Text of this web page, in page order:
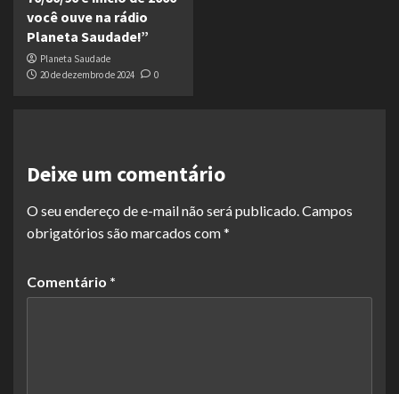
você ouve na rádio
Planeta Saudade!”
Planeta Saudade
20 de dezembro de 2024
0
Deixe um comentário
O seu endereço de e-mail não será publicado.Campos
obrigatórios são marcados com*
Comentário *